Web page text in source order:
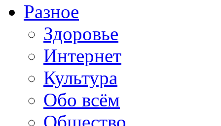
Разное
Здоровье
Интернет
Культура
Обо всём
Общество